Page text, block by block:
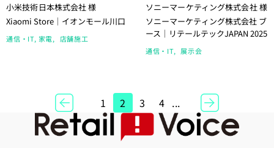
小米技術日本株式会社 様
Xiaomi Store｜イオンモール川口
通信・IT 家電 店舗施工
ソニーマーケティング株式会社 様
ソニーマーケティング株式会社 ブ
ース｜リテールテックJAPAN 2025
通信・IT 展示会
1 2 3 4 ...